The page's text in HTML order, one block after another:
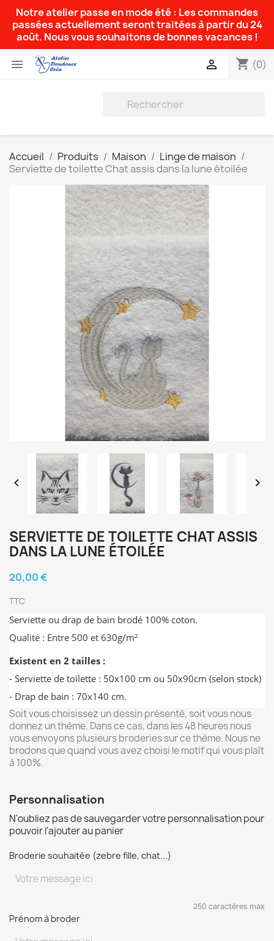
Notre atelier passe en mode été : Les commandes
passées actuellement seront traitées à partir du 24
août. Nous vous souhaitons de bonnes vacances !
 shopping_cart (0)

Accueil Produits Maison
Linge de maison
Serviette de toilette Chat assis dans la lune étoilée
 
SERVIETTE DE TOILETTE CHAT ASSIS
DANS LA LUNE ÉTOILÉE
20,00 €
TTC
Serviette ou drap de bain brodé 100% coton.
Qualité : Entre 500 et 630g/m²
Existent en 2 tailles :
- Serviette de toilette : 50x100 cm ou 50x90cm (selon stock)
- Drap de bain : 70x140 cm.
Soit vous choisissez un dessin présenté, soit vous nous
donnez un thème. Dans ce cas, dans les 48 heures nous
vous envoyons plusieurs broderies sur ce thème. Nous ne
brodons que quand vous avez choisi le motif qui vous plaît
à 100%.
Personnalisation
N'oubliez pas de sauvegarder votre personnalisation pour
pouvoir l'ajouter au panier
Broderie souhaitée (zebre fille, chat...)
250 caractères max
Prénom à broder